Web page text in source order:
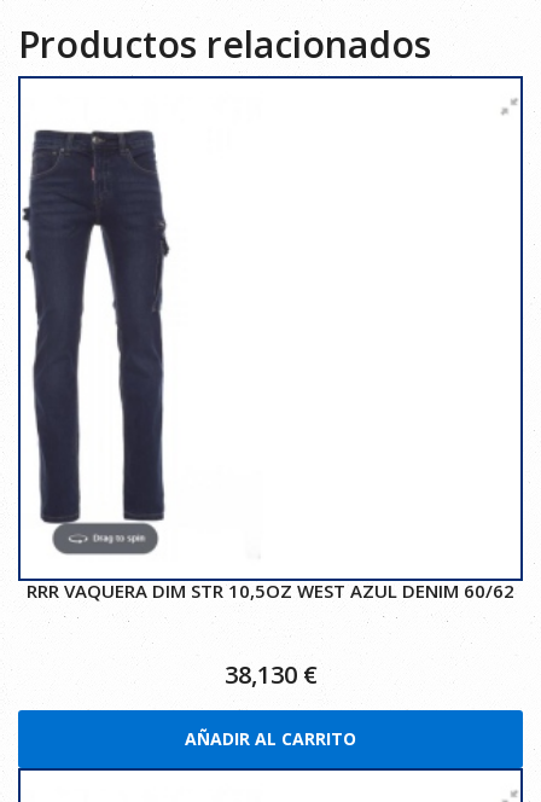
Productos relacionados
RRR VAQUERA DIM STR 10,5OZ WEST AZUL DENIM 60/62
38,130 €
AÑADIR AL CARRITO